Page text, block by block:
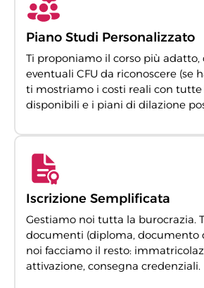
Piano Studi Personalizzato
Ti proponiamo il corso più adatto,
eventuali CFU da riconoscere (se
ti mostriamo i costi reali con tutte
disponibili e i piani di dilazione
Iscrizione Semplificata
Gestiamo noi tutta la burocrazia.
documenti (diploma, documento
noi facciamo il resto:
attivazione, consegna credenziali.